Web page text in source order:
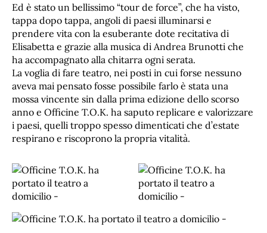
Ed è stato un bellissimo “tour de force”, che ha visto,
tappa dopo tappa, angoli di paesi illuminarsi e
prendere vita con la esuberante dote recitativa di
Elisabetta e grazie alla musica di Andrea Brunotti che
ha accompagnato alla chitarra ogni serata.
La voglia di fare teatro, nei posti in cui forse nessuno
aveva mai pensato fosse possibile farlo è stata una
mossa vincente sin dalla prima edizione dello scorso
anno e Officine T.O.K. ha saputo replicare e valorizzare
i paesi, quelli troppo spesso dimenticati che d’estate
respirano e riscoprono la propria vitalità.